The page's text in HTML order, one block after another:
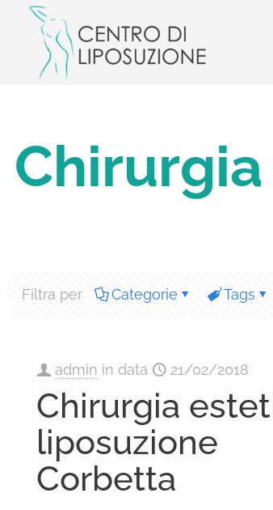
Filtra per Categorie Tags
admin in data 21/02/2018
Chirurgia
liposuzione
Corbetta